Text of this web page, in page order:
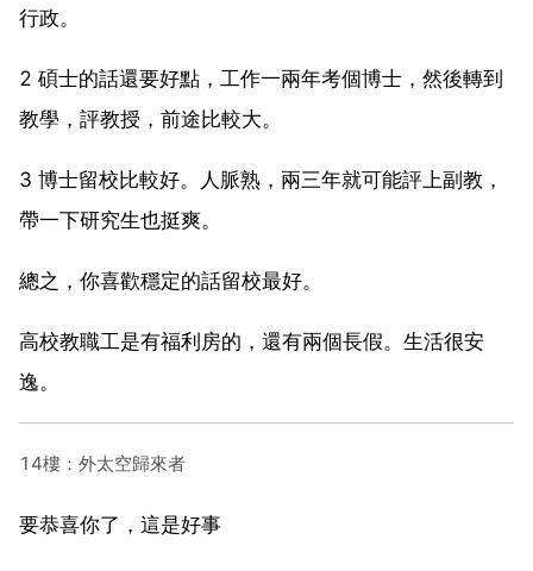
行政。
2 碩士的話還要好點，工作一兩年考個博士，然後轉到
教學，評教授，前途比較大。
3 博士留校比較好。人脈熟，兩三年就可能評上副教，
帶一下研究生也挺爽。
總之，你喜歡穩定的話留校最好。
高校教職工是有福利房的，還有兩個長假。生活很安
逸。
14樓：外太空歸來者
要恭喜你了，這是好事